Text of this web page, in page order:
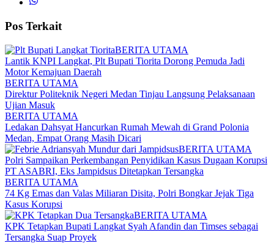
Pos Terkait
BERITA UTAMA
Lantik KNPI Langkat, Plt Bupati Tiorita Dorong Pemuda Jadi
Motor Kemajuan Daerah
BERITA UTAMA
Direktur Politeknik Negeri Medan Tinjau Langsung Pelaksanaan
Ujian Masuk
BERITA UTAMA
Ledakan Dahsyat Hancurkan Rumah Mewah di Grand Polonia
Medan, Empat Orang Masih Dicari
BERITA UTAMA
Polri Sampaikan Perkembangan Penyidikan Kasus Dugaan Korupsi
PT ASABRI, Eks Jampidsus Ditetapkan Tersangka
BERITA UTAMA
74 Kg Emas dan Valas Miliaran Disita, Polri Bongkar Jejak Tiga
Kasus Korupsi
BERITA UTAMA
KPK Tetapkan Bupati Langkat Syah Afandin dan Timses sebagai
Tersangka Suap Proyek